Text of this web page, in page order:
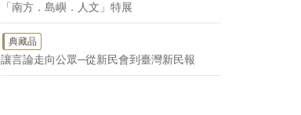
「南方．島嶼．人文」特展
典藏品
讓言論走向公眾─從新民會到臺灣新民報